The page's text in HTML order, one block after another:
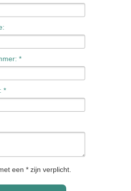
*
*
een * zijn verplicht.